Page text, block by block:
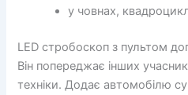
у човнах,
LED стробоскоп з пультом
Він попереджає інших
техніки. Додає автомобілю